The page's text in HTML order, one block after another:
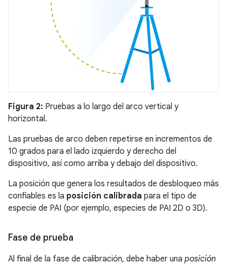
Figura 2: Pruebas a lo largo del arco vertical y
horizontal.
Las pruebas de arco deben repetirse en incrementos de
10 grados para el lado izquierdo y derecho del
dispositivo, así como arriba y debajo del dispositivo.
La posición que genera los resultados de desbloqueo más
confiables es la posición calibrada para el tipo de
especie de PAI (por ejemplo, especies de PAI 2D o 3D).
Fase de prueba
Al final de la fase de calibración, debe haber una posición